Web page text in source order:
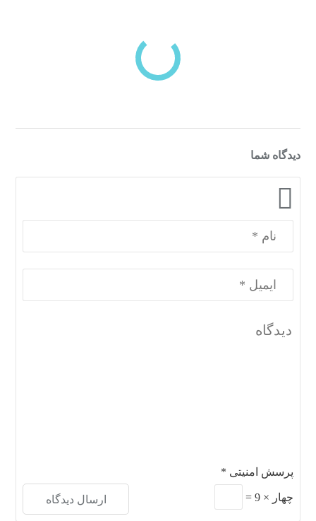
دسته‌بندی‌های منتخب برای شما
دیدگاه شما
پرسش امنیتی *
چهار ×
9
=